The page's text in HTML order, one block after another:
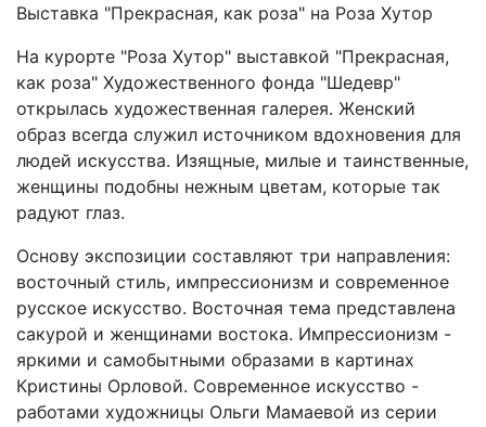
Выставка "Прекрасная, как роза" на Роза Хутор
На курорте "Роза Хутор" выставкой "Прекрасная,
как роза" Художественного фонда "Шедевр"
открылась художественная галерея. Женский
образ всегда служил источником вдохновения для
людей искусства. Изящные, милые и таинственные,
женщины подобны нежным цветам, которые так
радуют глаз.
Основу экспозиции составляют три направления:
восточный стиль, импрессионизм и современное
русское искусство. Восточная тема представлена
сакурой и женщинами востока. Импрессионизм -
яркими и самобытными образами в картинах
Кристины Орловой. Современное искусство -
работами художницы Ольги Мамаевой из серии